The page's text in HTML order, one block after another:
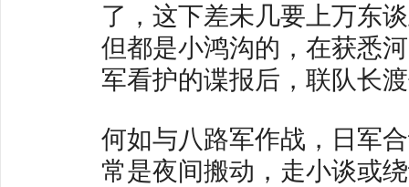
了，这下差未几要上万东
但都是小鸿沟的，在获悉
军看护的谍报后，联队长
何如与八路军作战，日军
常是夜间搬动，走小谈或